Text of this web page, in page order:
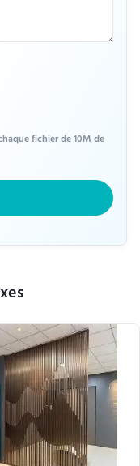
fichier de 10M de